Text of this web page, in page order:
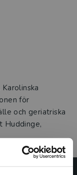
för
och geriatriska
Huddinge,